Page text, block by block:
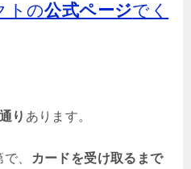
トの公式ページでく
り あります。
、
カードを受け取るまで